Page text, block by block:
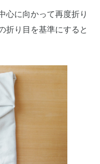
心に向かって再度折り
折り目を基準にすると